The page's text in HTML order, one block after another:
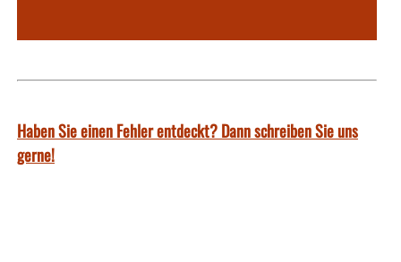
Haben Sie einen Fehler entdeckt? Dann schreiben Sie uns
gerne!